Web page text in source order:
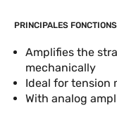
PRINCIPALES
Amplifies the
mechanically
Ideal for tension
With analog